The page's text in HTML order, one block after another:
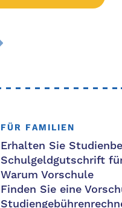
FÜR FAMILIEN
Erhalten Sie
Schulgeldgutschrift
Warum Vorschule
Finden Sie eine